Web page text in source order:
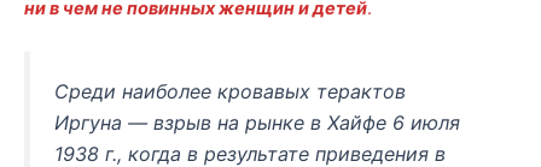
ни в чем не повинных женщин и детей.
Среди наиболее кровавых терактов
Иргуна — взрыв на рынке в Хайфе 6 июля
1938 г., когда в результате приведения в